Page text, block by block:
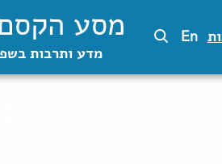
En מסע
מדע ותרבות